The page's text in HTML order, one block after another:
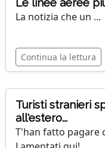
Le linee aeree
La notizia che un ...
Continua la lettura
Turisti stranieri
all'estero...
T'han fatto pagare